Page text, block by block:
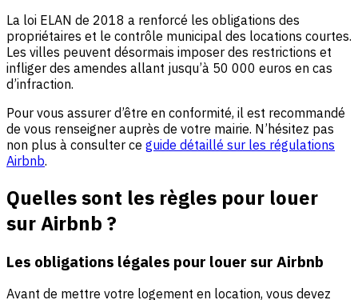
La loi ELAN de 2018 a renforcé les obligations des
propriétaires et le contrôle municipal des locations courtes.
Les villes peuvent désormais imposer des restrictions et
infliger des amendes allant jusqu’à 50 000 euros en cas
d’infraction.
Pour vous assurer d’être en conformité, il est recommandé
de vous renseigner auprès de votre mairie. N’hésitez pas
non plus à consulter ce guide détaillé sur les régulations
Airbnb.
Quelles sont les règles pour louer
sur Airbnb ?
Les obligations légales pour louer sur Airbnb
Avant de mettre votre logement en location, vous devez